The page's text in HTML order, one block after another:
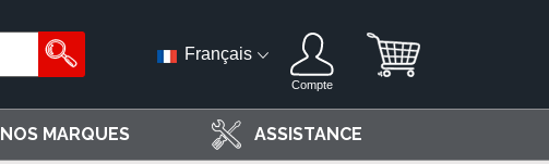
Français
Compte
NOS MARQUES ASSISTANCE